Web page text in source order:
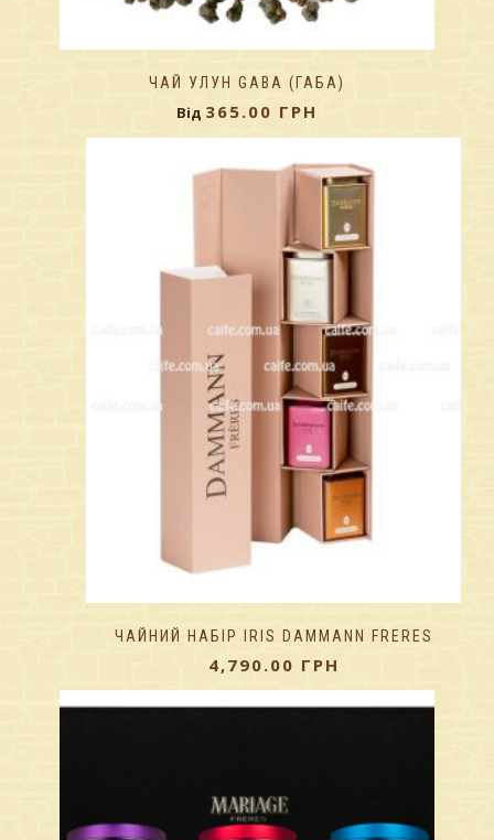
ЧАЙ УЛУН GABA (ГАБА)
Від 365.00 ГРН
ЧАЙНИЙ НАБІР IRIS DAMMANN FRERES
4,790.00 ГРН